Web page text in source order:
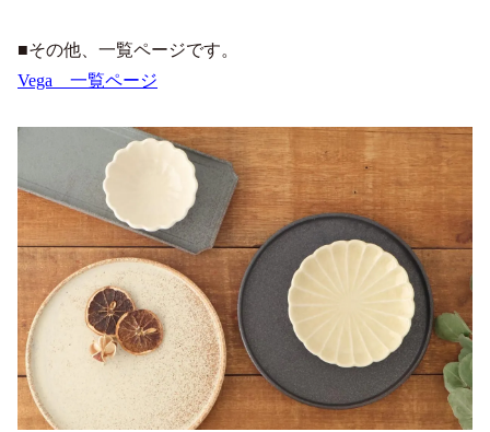
■その他、一覧ページです。
Vega 一覧ページ